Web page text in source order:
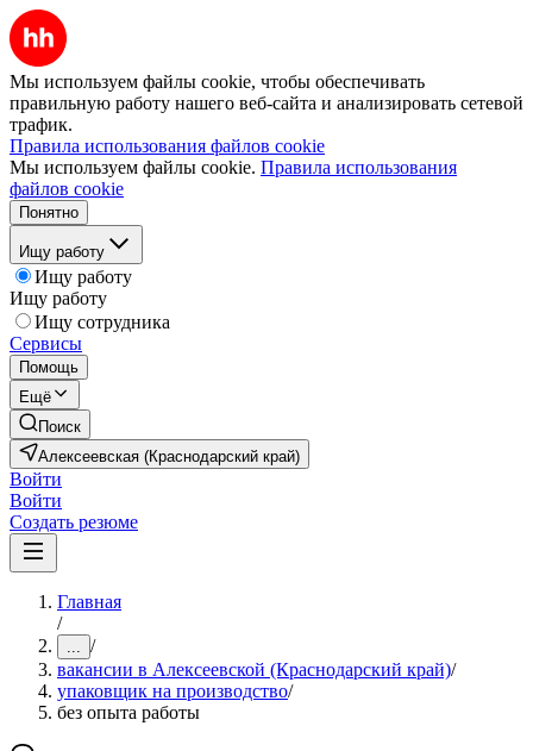
Мы используем файлы cookie, чтобы обеспечивать
правильную работу нашего веб-сайта и анализировать сетевой
трафик.
Правила использования файлов cookie
Мы используем файлы cookie. Правила использования
файлов cookie
Понятно
Ищу работу
Ищу работу
Ищу работу
Ищу сотрудника
Сервисы
Помощь
Ещё
Поиск
Алексеевская (Краснодарский край)
Войти
Войти
Создать резюме
Главная
/
... /
вакансии в Алексеевской (Краснодарский край)/
упаковщик на производство/
без опыта работы